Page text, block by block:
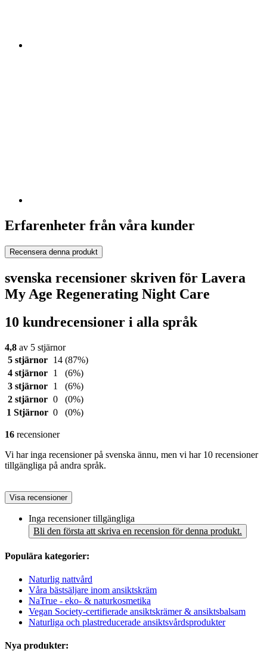
Erfarenheter från våra kunder
Recensera denna produkt
svenska recensioner skriven för Lavera
My Age Regenerating Night Care
10 kundrecensioner i alla språk
4,8 av 5 stjärnor
5 stjärnor
14 (87%)
4 stjärnor
1
(6%)
3 stjärnor
1
(6%)
2 stjärnor 0
(0%)
1 Stjärnor 0 (0%)
16 recensioner
Vi har inga recensioner på svenska ännu, men vi har 10 recensioner
tillgängliga på andra språk.
Visa recensioner
Inga recensioner tillgängliga
Bli den första att skriva en recension för denna produkt.
Populära kategorier:
Naturlig nattvård
Våra bästsäljare inom ansiktskräm
NaTrue - eko- & naturkosmetika
Vegan Society-certifierade ansiktskrämer & ansiktsbalsam
Naturliga och plastreducerade ansiktsvårdsprodukter
Nya produkter: